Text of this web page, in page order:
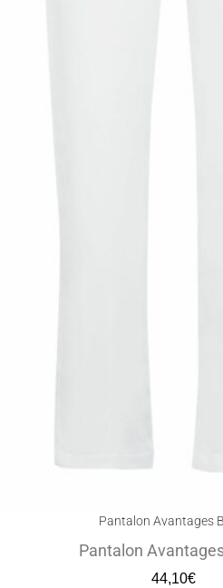
Pantalon Avantages
Pantalon
44,10€